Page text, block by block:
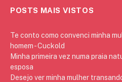
POSTS MAIS VISTOS
Te conto como convenci minha
homem - Cuckold
Minha primeira vez numa praia
esposa
Desejo ver minha mulher